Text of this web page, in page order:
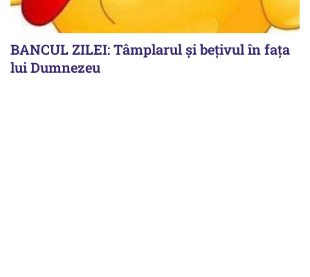
BANCUL ZILEI: Tâmplarul și bețivul în fața
lui Dumnezeu